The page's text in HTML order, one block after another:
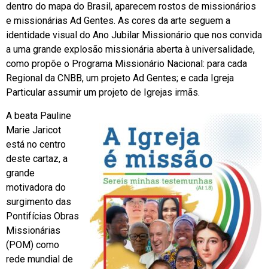
dentro do mapa do Brasil, aparecem rostos de missionários
e missionárias Ad Gentes. As cores da arte seguem a
identidade visual do Ano Jubilar Missionário que nos convida
a uma grande explosão missionária aberta à universalidade,
como propõe o Programa Missionário Nacional: para cada
Regional da CNBB, um projeto Ad Gentes; e cada Igreja
Particular assumir um projeto de Igrejas irmãs.
A beata Pauline
Marie Jaricot
está no centro
deste cartaz, a
grande
motivadora do
surgimento das
Pontifícias Obras
Missionárias
(POM) como
rede mundial de